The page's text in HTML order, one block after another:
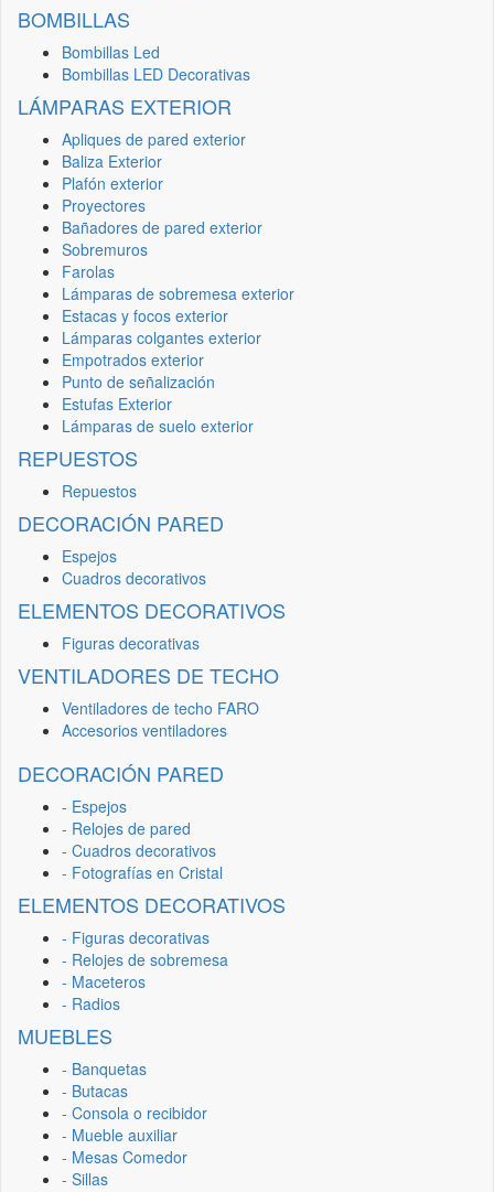
BOMBILLAS
Bombillas Led
Bombillas LED Decorativas
LÁMPARAS EXTERIOR
Apliques de pared exterior
Baliza Exterior
Plafón exterior
Proyectores
Bañadores de pared exterior
Sobremuros
Farolas
Lámparas de sobremesa exterior
Estacas y focos exterior
Lámparas colgantes exterior
Empotrados exterior
Punto de señalización
Estufas Exterior
Lámparas de suelo exterior
REPUESTOS
Repuestos
DECORACIÓN PARED
Espejos
Cuadros decorativos
ELEMENTOS DECORATIVOS
Figuras decorativas
VENTILADORES DE TECHO
Ventiladores de techo FARO
Accesorios ventiladores
DECORACIÓN PARED
- Espejos
- Relojes de pared
- Cuadros decorativos
- Fotografías en Cristal
ELEMENTOS DECORATIVOS
- Figuras decorativas
- Relojes de sobremesa
- Maceteros
- Radios
MUEBLES
- Banquetas
- Butacas
- Consola o recibidor
- Mueble auxiliar
- Mesas Comedor
- Sillas